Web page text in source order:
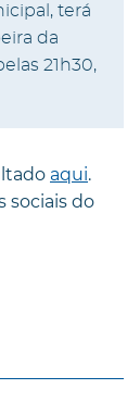
terá
da
21h30,
aqui.
sociais do